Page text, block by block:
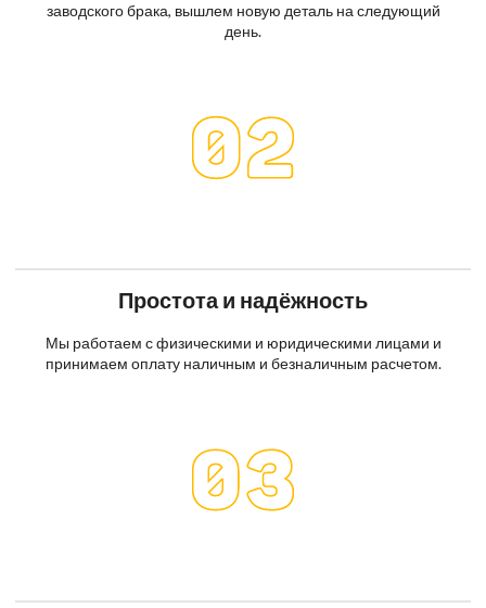
заводского брака, вышлем новую деталь на следующий
день.
Простота и надёжность
Мы работаем с физическими и юридическими лицами и
принимаем оплату наличным и безналичным расчетом.